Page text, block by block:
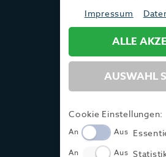
TRENDYONE
Fax:
+49 (0) 821 / 99
Impressum
ALLE
AUSWAHL
Cookie Einstellungen:
An Aus
An Aus